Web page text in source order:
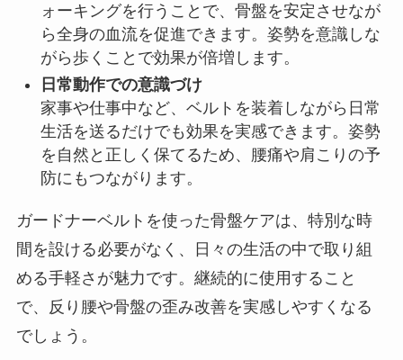
ォーキングを行うことで、骨盤を安定させなが
ら全身の血流を促進できます。姿勢を意識しな
がら歩くことで効果が倍増します。
日常動作での意識づけ
家事や仕事中など、ベルトを装着しながら日常
生活を送るだけでも効果を実感できます。姿勢
を自然と正しく保てるため、腰痛や肩こりの予
防にもつながります。
ガードナーベルトを使った骨盤ケアは、特別な時
間を設ける必要がなく、日々の生活の中で取り組
める手軽さが魅力です。継続的に使用すること
で、反り腰や骨盤の歪み改善を実感しやすくなる
でしょう。